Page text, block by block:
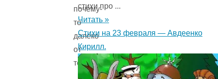
почему-
то
далеко
от
тебя…
стихи про ...
Читать »
Стихи на 23 февраля — Авдеенко
Кирилл.